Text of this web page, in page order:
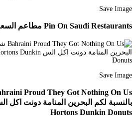
Save Image
Pin On Saudi Restaurants مطاعم السعودية
Save Image
Hortons Dunkin Donuts